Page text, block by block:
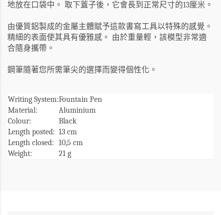
地放在口袋中。 取下蓋子後，它會長到正常尺寸的13厘米。
由優質鋁製成的金屬主體賦予這款書寫工具以特殊的感覺。
精細的表面使其具有優雅感。 由於重量輕，該模型非常適
合隨身攜帶。
鋼筆隨著您所需筆尖的選擇而變得個性化。
Writing System:Fountain Pen
Material:
Aluminium
Colour:
Black
Length posted: 13 cm
Length closed:
10,5 cm
Weight:
21 g